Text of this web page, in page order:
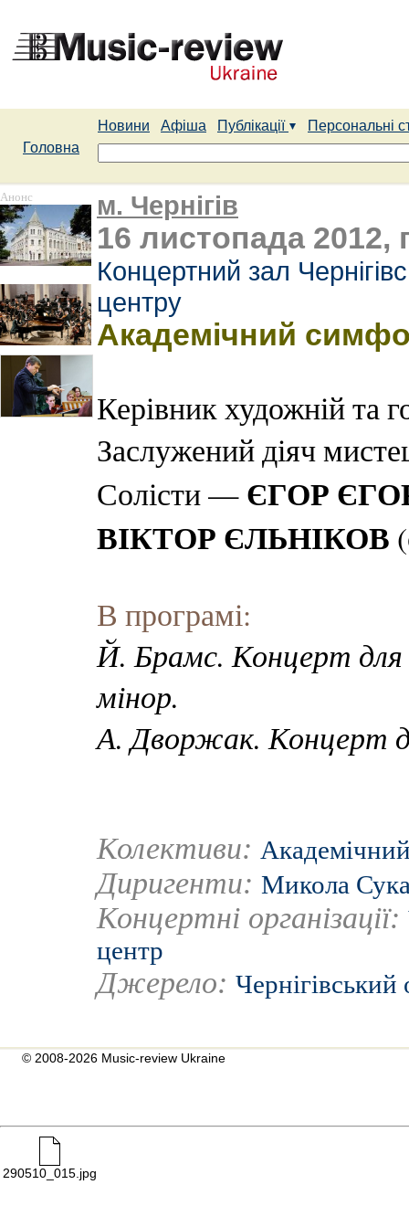
Новини Афіша Публікації
Персональні
Головна
Анонс м. Чернігів
16 листопада 2012,
Концертний зал
центру
Академічний
Керівник художній та
Заслужений діяч
Солісти — ЄГОР
ВІКТОР ЄЛЬНІКОВ
В програмі:
Й. Брамс. Концерт для
мінор.
А. Дворжак. Концерт
Колективи:
Диригенти: Микола
Концертні організації:
центр
Джерело:
© 2008-2026 Music-review Ukraine
290510_015.jpg